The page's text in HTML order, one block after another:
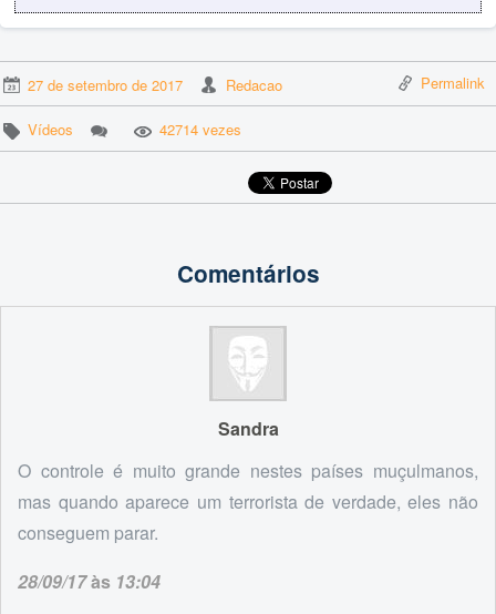
27 de setembro de 2017 Redacao Permalink
Vídeos 42714 vezes
Comentários
Sandra
O controle é muito grande nestes países muçulmanos,
mas quando aparece um terrorista de verdade, eles não
conseguem parar.
28/09/17às 13:04